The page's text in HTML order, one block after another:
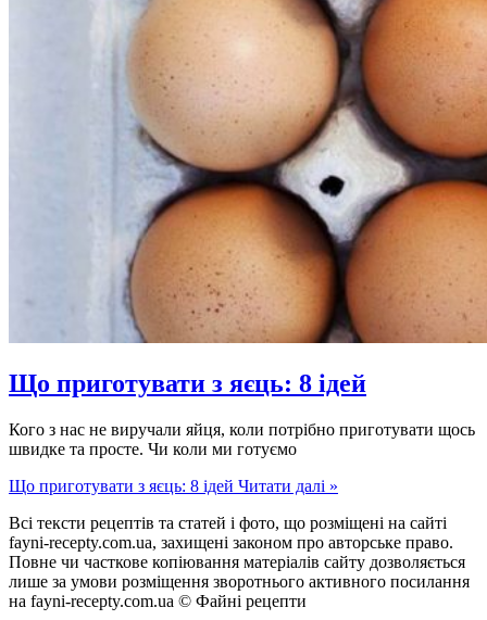
Що приготувати з яєць: 8 ідей
Кого з нас не виручали яйця, коли потрібно приготувати щось
швидке та просте. Чи коли ми готуємо
Що приготувати з яєць: 8 ідей Читати далі »
Всі тексти рецептів та статей і фото, що розміщені на сайті
fayni-recepty.com.ua, захищені законом про авторське право.
Повне чи часткове копіювання матеріалів сайту дозволяється
лише за умови розміщення зворотнього активного посилання
на fayni-recepty.com.ua © Файні рецепти